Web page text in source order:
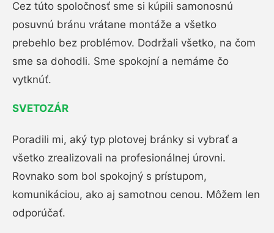
Cez túto spoločnosť sme si kúpili samonosnú
posuvnú bránu vrátane montáže a všetko
prebehlo bez problémov. Dodržali všetko, na čom
sme sa dohodli. Sme spokojní a nemáme čo
vytknúť.
SVETOZÁR
Poradili mi, aký typ plotovej bránky si vybrať a
všetko zrealizovali na profesionálnej úrovni.
Rovnako som bol spokojný s prístupom,
komunikáciou, ako aj samotnou cenou. Môžem len
odporúčať.